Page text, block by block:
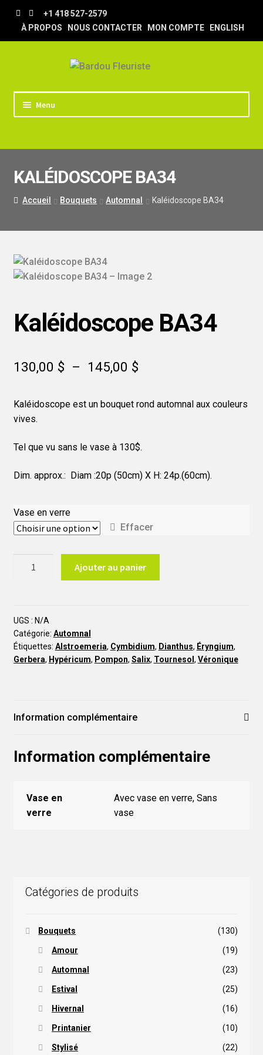
Aller
la
Aller
au
contenu
+1 418 527-2579
À PROPOS
NOUS CONTACTER MON COMPTE ENGLISH
Menu
TRUCS & ASTUCES
LIVRAISON
KALÉIDOSCOPE BA34
Accueil Bouquets Automnal Kaléidoscope BA34
Kaléidoscope BA34
130,00 $ – 145,00 $Plage
prix :
à
145,00 $
Kaléidoscope est un bouquet rond automnal aux couleurs
vives.
Tel que vu sans le vase à 130$.
Dim. approx.: Diam :20p (50cm) X H: 24p.(60cm).
Vase en verre
Effacer
Ajouter au panier
UGS : N/A
Catégorie: Automnal
Étiquettes: Alstroemeria, Cymbidium, Dianthus, Éryngium,
Gerbera, Hypéricum, Pompon, Salix, Tournesol , Véronique
Information complémentaire
Information complémentaire
Vase en
verre
Avec vase en verre, Sans
vase
Catégories de produits
Bouquets (130)
Amour (19)
Automnal (23)
Estival (25)
Hivernal (16)
Printanier (10)
Stylisé (22)